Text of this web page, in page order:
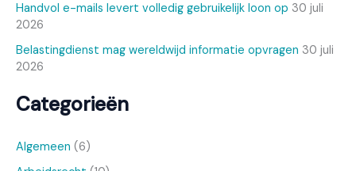
Handvol e-mails levert volledig gebruikelijk loon op 30 juli
2026
Belastingdienst mag wereldwijd informatie opvragen 30 juli
2026
Categorieën
Algemeen (6)